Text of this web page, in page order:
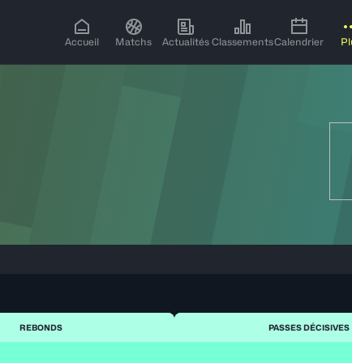
Accueil Matchs Actualités ClassementsCalendrier
REBONDS PASSES DÉCISIVES